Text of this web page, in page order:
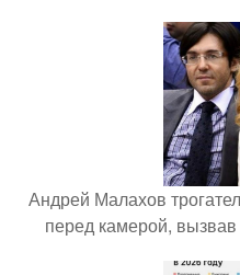
Андрей Малахов
перед камерой,